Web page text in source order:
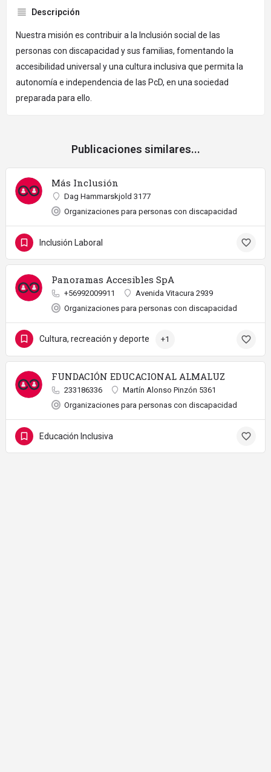
Descripción
Nuestra misión es contribuir a la Inclusión social de las
personas con discapacidad y sus familias, fomentando la
accesibilidad universal y una cultura inclusiva que permita la
autonomía e independencia de las PcD, en una sociedad
preparada para ello.
Publicaciones similares...
Más Inclusión
Dag Hammarskjold 3177
Organizaciones para personas con discapacidad
Inclusión Laboral
Panoramas Accesibles SpA
+56992009911
Avenida Vitacura 2939
Organizaciones para personas con discapacidad
Cultura, recreación y deporte +1
FUNDACIÓN EDUCACIONAL ALMALUZ
233186336
Martín Alonso Pinzón 5361
Organizaciones para personas con discapacidad
Educación Inclusiva